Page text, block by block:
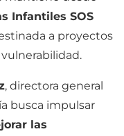
Infantiles SOS
a proyectos
, directora general
busca impulsar
las